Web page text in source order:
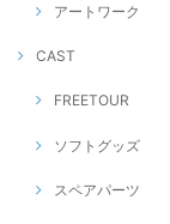
アートワーク
CAST
FREETOUR
ソフトグッズ
スペアパーツ